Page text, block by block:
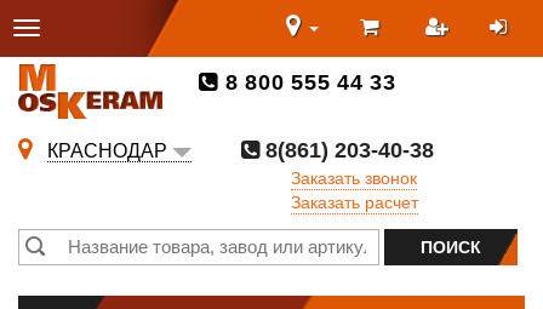
8 800 555 44 33
КРАСНОДАР
8(861) 203-40-38
Заказать звонок
Заказать расчет